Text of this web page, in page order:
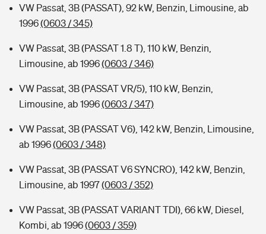
VW Passat, 3B (PASSAT), 92 kW, Benzin, Limousine, ab
1996(0603 / 345)
VW Passat, 3B (PASSAT 1.8 T), 110 kW, Benzin,
Limousine, ab 1996(0603 / 346)
VW Passat, 3B (PASSAT VR/5), 110 kW, Benzin,
Limousine, ab 1996(0603 / 347)
VW Passat, 3B (PASSAT V6), 142 kW, Benzin, Limousine,
ab 1996(0603 / 348)
VW Passat, 3B (PASSAT V6 SYNCRO), 142 kW, Benzin,
Limousine, ab 1997(0603 / 352)
VW Passat, 3B (PASSAT VARIANT TDI), 66 kW, Diesel,
Kombi, ab 1996(0603 / 359)